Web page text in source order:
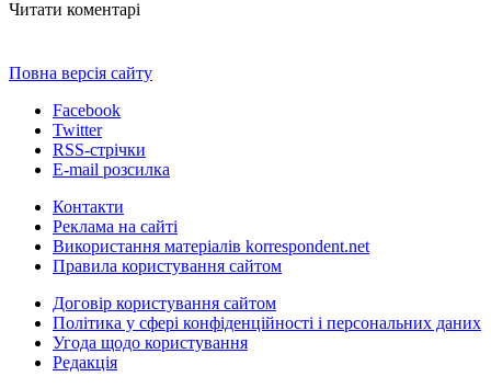
Читати коментарі
Повна версія сайту
Facebook
Twitter
RSS-стрічки
E-mail розсилка
Контакти
Реклама на сайті
Використання матеріалів korrespondent.net
Правила користування сайтом
Договір користування сайтом
Політика у сфері конфіденційності і персональних даних
Угода щодо користування
Редакція